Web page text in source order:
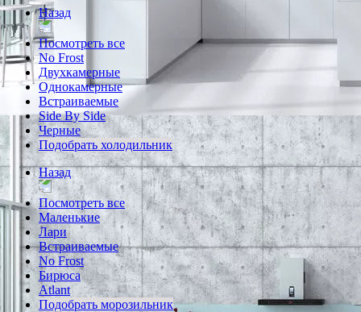
Назад
Посмотреть все
No Frost
Двухкамерные
Однокамерные
Встраиваемые
Side By Side
Черные
Подобрать холодильник
Назад
Посмотреть все
Маленькие
Лари
Встраиваемые
No Frost
Бирюса
Atlant
Подобрать морозильник